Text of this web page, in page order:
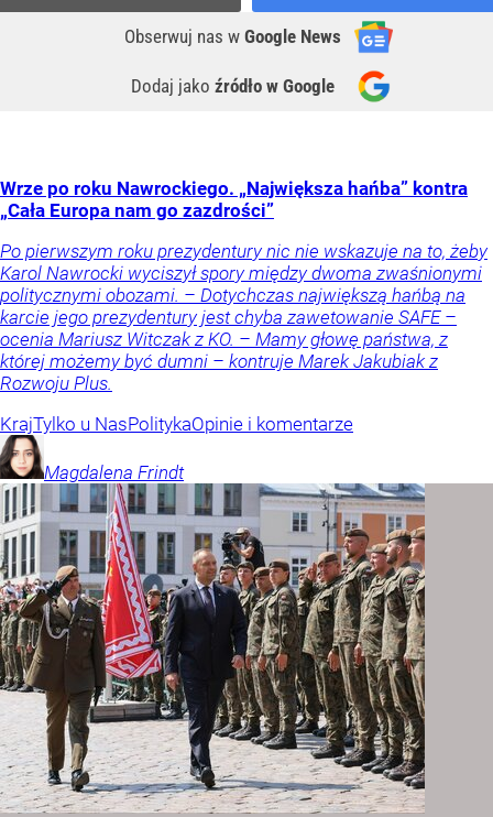
Obserwuj nas w Google News
Dodaj jako źródło w Google
Wrze po roku Nawrockiego. „Największa hańba” kontra
„Cała Europa nam go zazdrości”
Po pierwszym roku prezydentury nic nie wskazuje na to, żeby
Karol Nawrocki wyciszył spory między dwoma zwaśnionymi
politycznymi obozami. – Dotychczas największą hańbą na
karcie jego prezydentury jest chyba zawetowanie SAFE –
ocenia Mariusz Witczak z KO. – Mamy głowę państwa, z
której możemy być dumni – kontruje Marek Jakubiak z
Rozwoju Plus.
KrajTylko u NasPolitykaOpinie i komentarze
Magdalena Frindt